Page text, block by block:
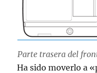
Parte trasera del
Ha sido moverlo a